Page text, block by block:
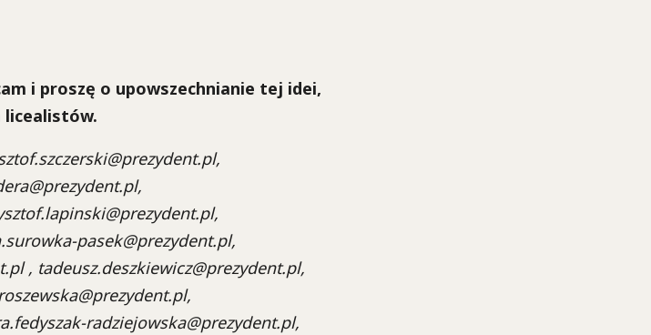
i proszę o upowszechnianie tej idei,
licealistów.
pasek@prezydent.pl,
, tadeusz.deszkiewicz@prezydent.pl,
radziejowska@prezydent.pl,